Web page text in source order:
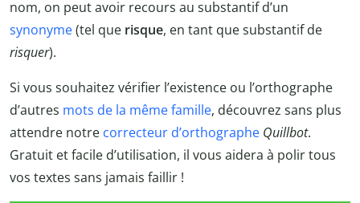
nom, on peut avoir recours au substantif d’un
synonyme(tel que risque, en tant que substantif de
risquer).
Si vous souhaitez vérifier l’existence ou l’orthographe
d’autres mots de la même famille, découvrez sans plus
attendre notre correcteur d’orthographe Quillbot.
Gratuit et facile d’utilisation, il vous aidera à polir tous
vos textes sans jamais faillir !